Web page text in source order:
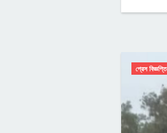
প্রেস বিজ্ঞপ্তি